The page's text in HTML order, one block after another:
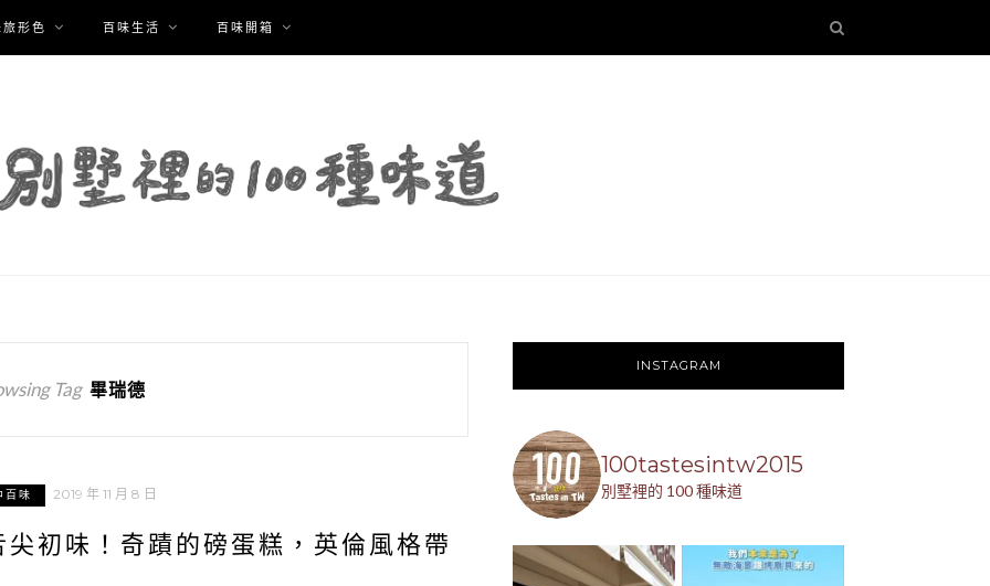
形色 百味生活 百味開箱
Tag 畢瑞德
百味 2019 年 11 月 8 日
尖初味！奇蹟的磅蛋糕，英倫風格帶
INSTAGRAM
100tastesintw2015
別墅裡的 100 種味道